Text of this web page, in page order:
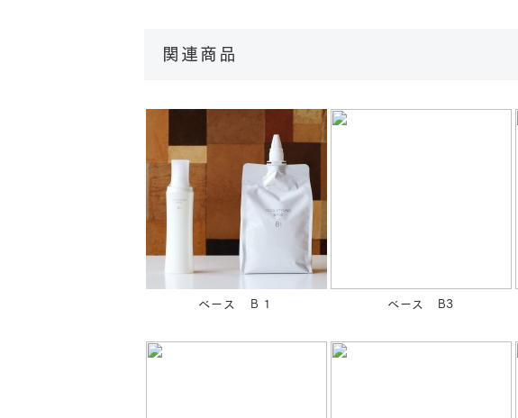
関連商品
ベース Ｂ１ ベース B3